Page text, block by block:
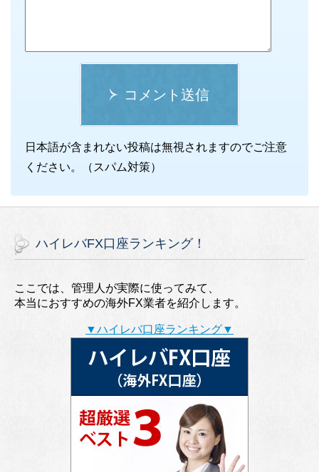
コメント送信
日本語が含まれない投稿は無視されますのでご注意
ください。（スパム対策）
ハイレバFX口座ランキング！
ここでは、管理人が実際に使ってみて、
本当におすすめの海外FX業者を紹介します。
▼ハイレバ口座ランキング▼